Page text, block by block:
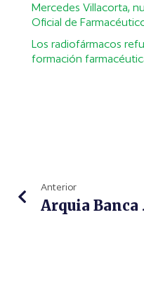
Mercedes Villacorta,
Oficial de
Los radiofármacos
formación
Anterior
Arquia